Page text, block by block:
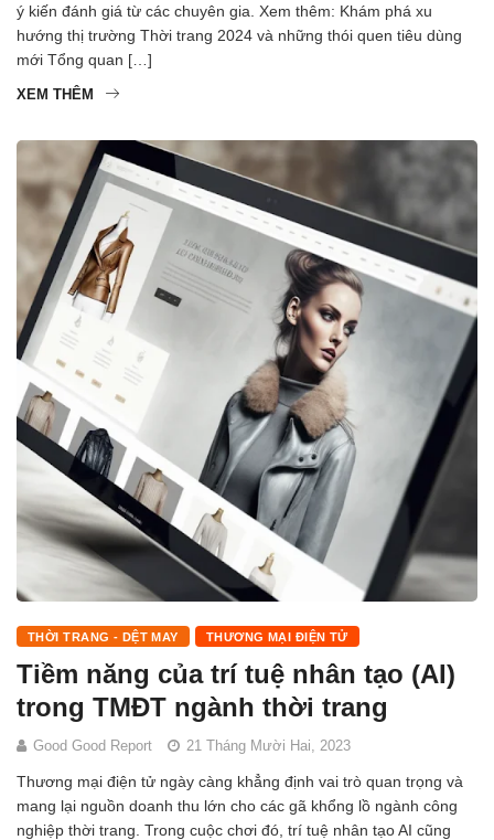
ý kiến đánh giá từ các chuyên gia. Xem thêm: Khám phá xu
hướng thị trường Thời trang 2024 và những thói quen tiêu dùng
mới Tổng quan […]
XEM THÊM
THỜI TRANG - DỆT MAY THƯƠNG MẠI ĐIỆN TỬ
Tiềm năng của trí tuệ nhân tạo (AI)
trong TMĐT ngành thời trang
Good Good Report 21 Tháng Mười Hai, 2023
Thương mại điện tử ngày càng khẳng định vai trò quan trọng và
mang lại nguồn doanh thu lớn cho các gã khổng lồ ngành công
nghiệp thời trang. Trong cuộc chơi đó, trí tuệ nhân tạo AI cũng